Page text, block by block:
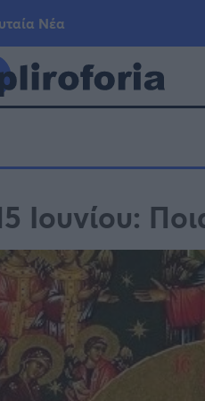
Νέα
Ιουνίου: